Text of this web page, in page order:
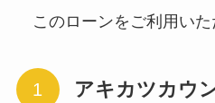
このローンをご利用いた
アキカツカウ